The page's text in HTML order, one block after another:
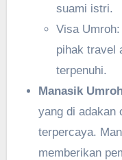
suami istri.
Visa
pihak travel
terpenuhi.
Manasik
yang di adakan
terpercaya.
memberikan